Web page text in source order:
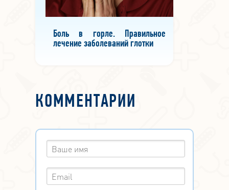
Боль в горле. Правильное
лечение заболеваний глотки
КОММЕНТАРИИ